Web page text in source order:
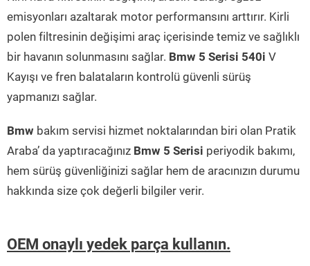
emisyonları azaltarak motor performansını arttırır. Kirli
polen filtresinin değişimi araç içerisinde temiz ve sağlıklı
bir havanın solunmasını sağlar. Bmw 5 Serisi 540i V
Kayışı ve fren balataların kontrolü güvenli sürüş
yapmanızı sağlar.
Bmw bakım servisi hizmet noktalarından biri olan Pratik
Araba’ da yaptıracağınız Bmw 5 Serisi periyodik bakımı,
hem sürüş güvenliğinizi sağlar hem de aracınızın durumu
hakkında size çok değerli bilgiler verir.
OEM onaylı yedek parça kullanın.